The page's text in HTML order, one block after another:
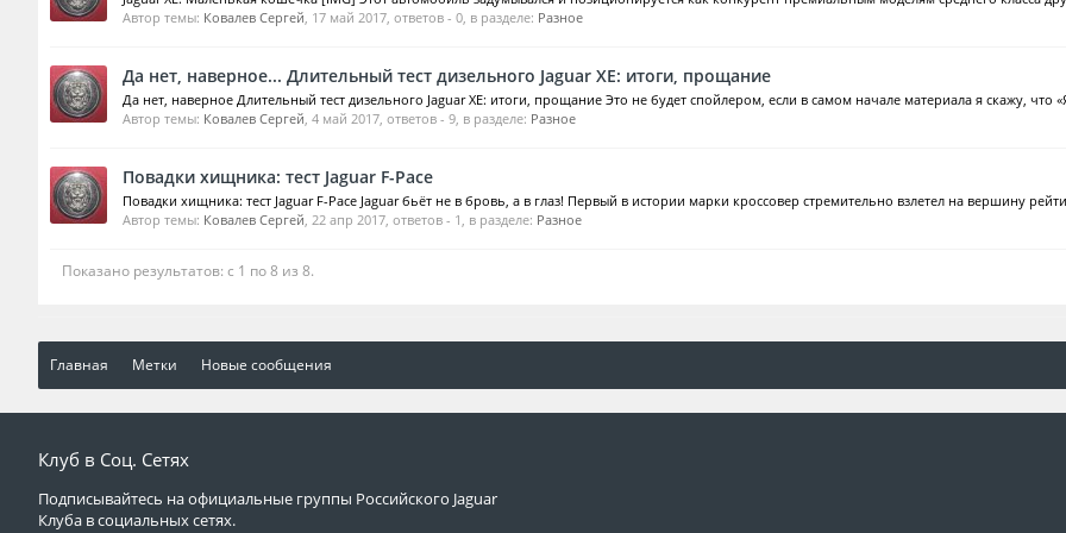
Автор темы: Ковалев Сергей, 17 май 2017, ответов - 0, в разделе: Разное
Да нет, наверное... Длительный тест дизельного Jaguar XE: итоги, прощание
Да нет, наверное Длительный тест дизельного Jaguar XE: итоги, прощание Это не будет спойлером, если в самом начале материала я скажу, что
Автор темы: Ковалев Сергей, 4 май 2017, ответов - 9, в разделе: Разное
Повадки хищника: тест Jaguar F-Pace
Повадки хищника: тест Jaguar F-Pace Jaguar бьёт не в бровь, а в глаз! Первый в истории марки кроссовер стремительно взлетел на вершину
Автор темы: Ковалев Сергей, 22 апр 2017, ответов - 1, в разделе: Разное
Показано результатов: с 1 по 8 из 8.
Главная Метки Новые сообщения
Клуб в Соц. Сетях
Подписывайтесь на официальные группы Российского Jaguar
Клуба в социальных сетях.